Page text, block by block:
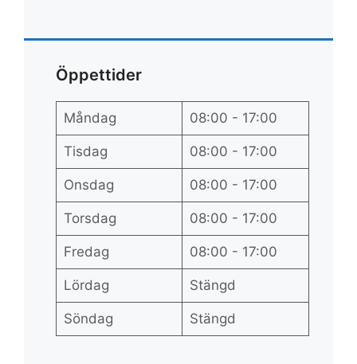
Öppettider
Måndag 08:00 - 17:00
Tisdag 08:00 - 17:00
Onsdag 08:00 - 17:00
Torsdag 08:00 - 17:00
Fredag 08:00 - 17:00
Lördag Stängd
Söndag Stängd